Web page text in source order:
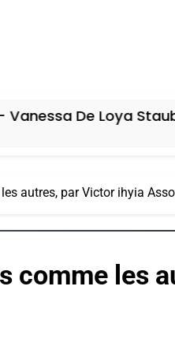
Stauber
autres, par Victor ihyia
comme les